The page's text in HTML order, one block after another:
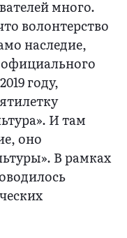
много.
волонтерство
наследие,
году,
И там
оно
В рамках